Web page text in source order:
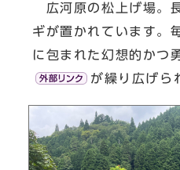
広河原の松上げ場。
ギが置かれています。
に包まれた幻想的かつ
が繰り広げら